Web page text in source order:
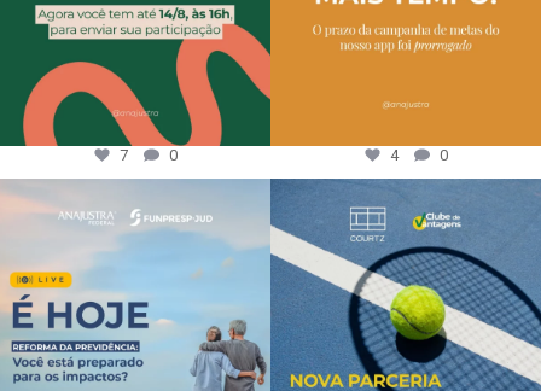
7 0 4 0